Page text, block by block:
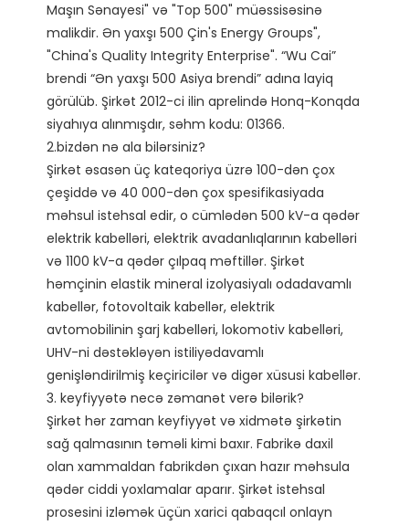
Maşın Sənayesi" və "Top 500" müəssisəsinə
malikdir. Ən yaxşı 500 Çin's Energy Groups",
"China's Quality Integrity Enterprise". “Wu Cai”
brendi “Ən yaxşı 500 Asiya brendi” adına layiq
görülüb. Şirkət 2012-ci ilin aprelində Honq-Konqda
siyahıya alınmışdır, səhm kodu: 01366.
2.bizdən nə ala bilərsiniz?
Şirkət əsasən üç kateqoriya üzrə 100-dən çox
çeşiddə və 40 000-dən çox spesifikasiyada
məhsul istehsal edir, o cümlədən 500 kV-a qədər
elektrik kabelləri, elektrik avadanlıqlarının kabelləri
və 1100 kV-a qədər çılpaq məftillər. Şirkət
həmçinin elastik mineral izolyasiyalı odadavamlı
kabellər, fotovoltaik kabellər, elektrik
avtomobilinin şarj kabelləri, lokomotiv kabelləri,
UHV-ni dəstəkləyən istiliyədavamlı
genişləndirilmiş keçiricilər və digər xüsusi kabellər.
3. keyfiyyətə necə zəmanət verə bilərik?
Şirkət hər zaman keyfiyyət və xidmətə şirkətin
sağ qalmasının təməli kimi baxır. Fabrikə daxil
olan xammaldan fabrikdən çıxan hazır məhsula
qədər ciddi yoxlamalar aparır. Şirkət istehsal
prosesini izləmək üçün xarici qabaqcıl onlayn